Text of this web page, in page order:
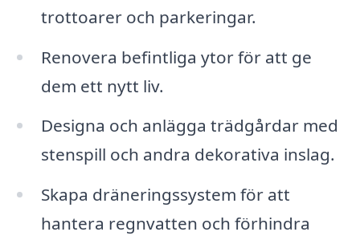
trottoarer och parkeringar.
Renovera befintliga ytor för att ge
dem ett nytt liv.
Designa och anlägga trädgårdar med
stenspill och andra dekorativa inslag.
Skapa dräneringssystem för att
hantera regnvatten och förhindra